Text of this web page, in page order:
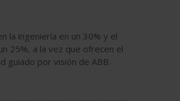
la ingeniería en un 30% y el
25%, a la vez que ofrecen el
guiado por visión de ABB.